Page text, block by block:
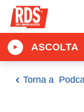
ASCOLTA
Torna a